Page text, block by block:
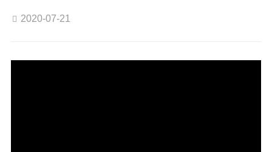
2020-07-21